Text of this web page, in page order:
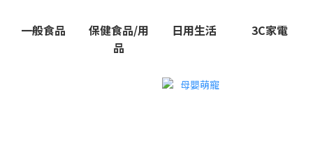
一般食品
保健食品/用
品
日用生活 3C家電